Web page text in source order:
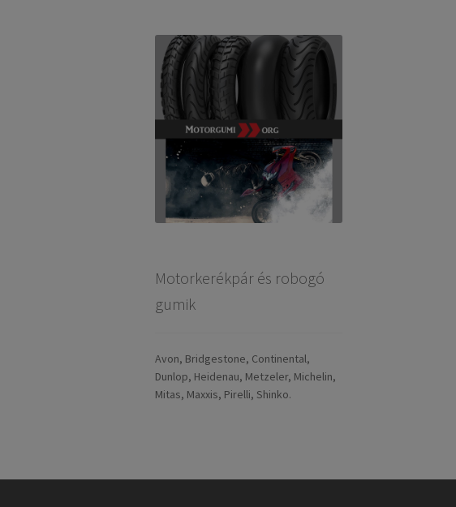
Motorkerékpár és robogó
gumik
Avon, Bridgestone, Continental,
Dunlop, Heidenau, Metzeler, Michelin,
Mitas, Maxxis, Pirelli, Shinko.